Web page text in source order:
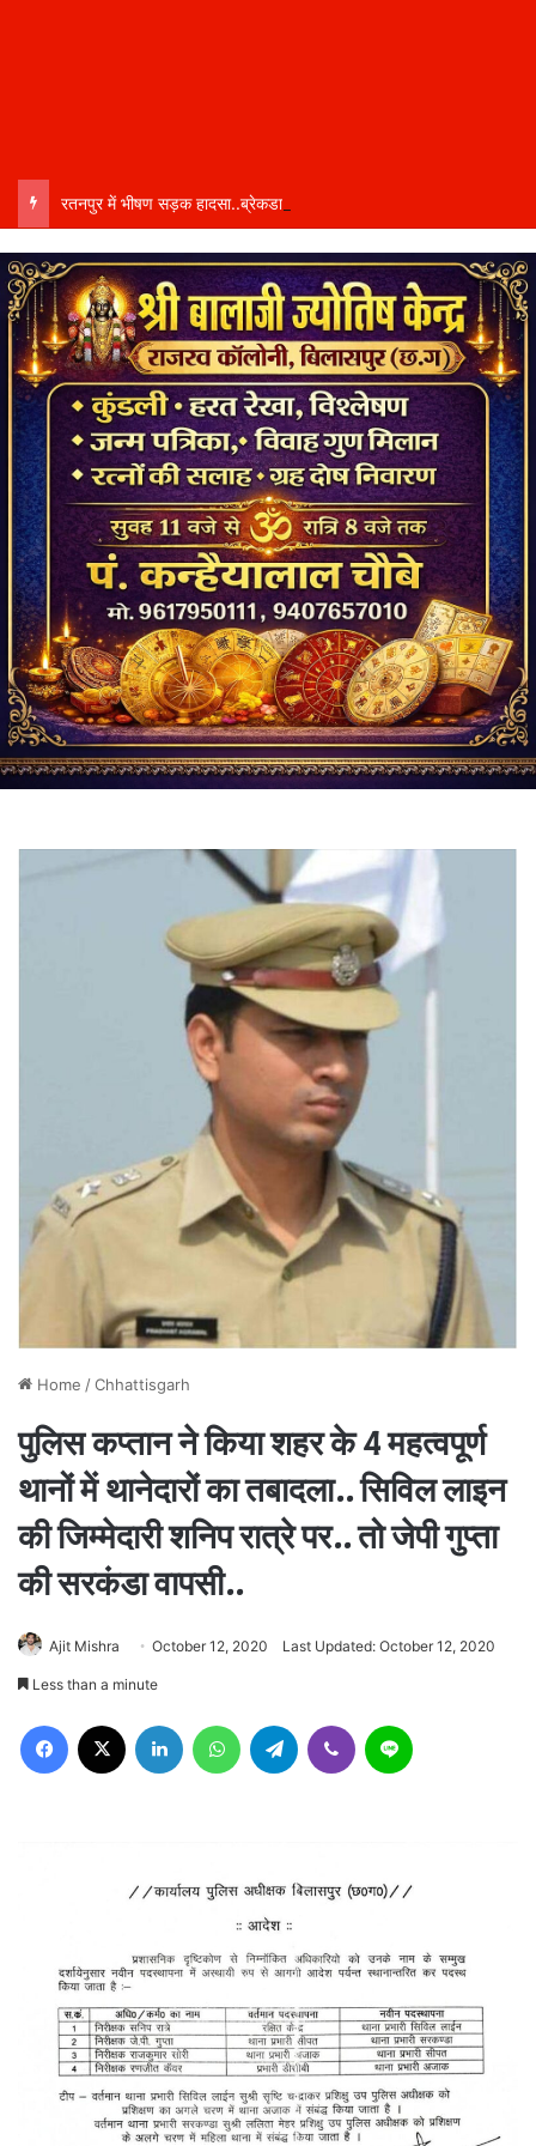
Home /Chhattisgarh
पुलिस कप्तान ने किया शहर के 4 महत्वपूर्ण
थानों में थानेदारों का तबादला.. सिविल लाइन
की जिम्मेदारी शनिप रात्रे पर.. तो जेपी गुप्ता
की सरकंडा वापसी..
Ajit Mishra October 12, 2020 Last Updated: October 12, 2020
Less than a minute
Facebook LinkedIn WhatsAppTelegram Viber